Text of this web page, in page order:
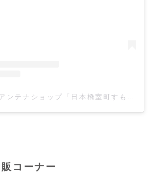
淡路島洲本市アンテナショップ「日本橋室町すもと館」(@sumotokan)がシェアした投稿
コーナー